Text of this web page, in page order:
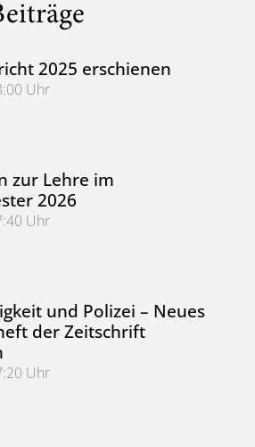
2025 erschienen
Uhr
2025 erschienen
zur Lehre im
2026
Uhr
Lehre im Sommersemester 2026
und Polizei – Neues
der Zeitschrift
Uhr
und Polizei – Neues